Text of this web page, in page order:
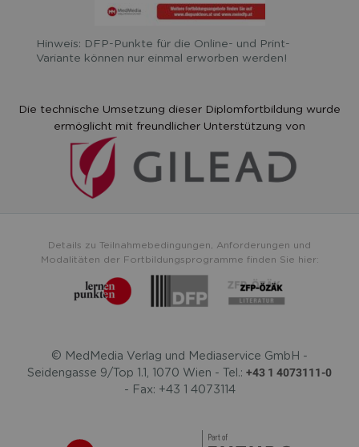
Hinweis: DFP-Punkte für die Online- und Print-
Variante können nur einmal erworben werden!
Die technische Umsetzung dieser Diplomfortbildung wurde
ermöglicht mit freundlicher Unterstützung von
Details zu Teilnahmebedingungen, Anforderungen und
Modalitäten der Fortbildungsprogramme finden Sie hier:
© MedMedia Verlag und Mediaservice GmbH -
Seidengasse 9/Top 1.1, 1070 Wien - Tel.: +43 1 4073111-0
- Fax: +43 1 4073114